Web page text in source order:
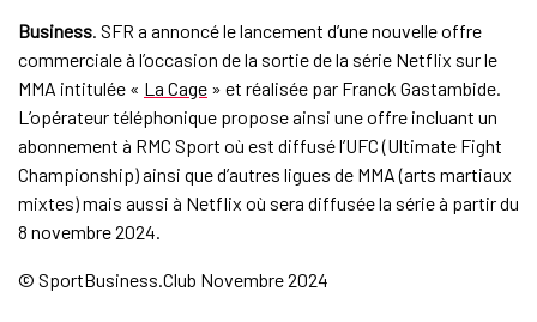
Business. SFR a annoncé le lancement d’une nouvelle offre
commerciale à l’occasion de la sortie de la série Netflix sur le
MMA intitulée « La Cage» et réalisée par Franck Gastambide.
L’opérateur téléphonique propose ainsi une offre incluant un
abonnement à RMC Sport où est diffusé l’UFC (Ultimate Fight
Championship) ainsi que d’autres ligues de MMA (arts martiaux
mixtes) mais aussi à Netflix où sera diffusée la série à partir du
8 novembre 2024.
© SportBusiness.Club Novembre 2024